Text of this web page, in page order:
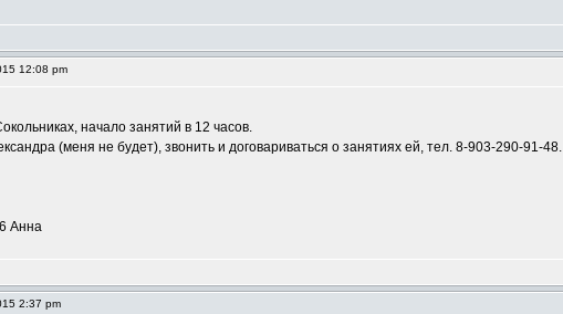
12:08 pm
начало занятий в 12 часов.
(меня не будет), звонить и договариваться о занятиях ей, тел. 8-903-290-91-48.
Анна
2:37 pm